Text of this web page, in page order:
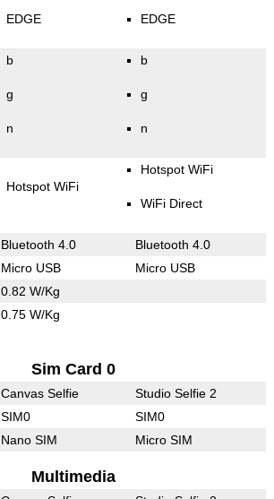
EDGE EDGE
b
g
n
b
g
n
Hotspot WiFi
Hotspot WiFi
WiFi Direct
Bluetooth 4.0 Bluetooth 4.0
Micro USB Micro USB
0.82 W/Kg
0.75 W/Kg
Sim Card 0
Canvas Selfie Studio Selfie 2
SIM0 SIM0
Nano SIM Micro SIM
Multimedia